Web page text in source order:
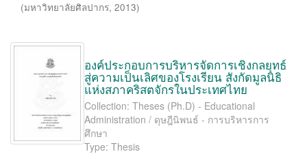
(มหาวิทยาลัยศิลปากร, 2013)
องค์ประกอบการบริหารจัดการเชิงกลยุทธ์
สู่ความเป็นเลิศของโรงเรียน สังกัดมูลนิธิ
แห่งสภาคริสตจักรในประเทศไทย
Collection: Theses (Ph.D) - Educational
Administration / ดุษฎีนิพนธ์ - การบริหารการ
ศึกษา
Type: Thesis